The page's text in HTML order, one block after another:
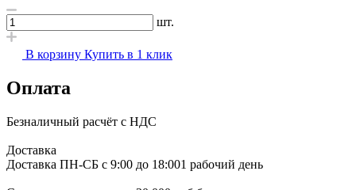
шт.
В корзину Купить в 1 клик
Оплата
Безналичный расчёт с НДС
Доставка
Доставка ПН-СБ с 9:00 до 18:001 рабочий день